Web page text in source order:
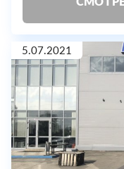
5.07.2021